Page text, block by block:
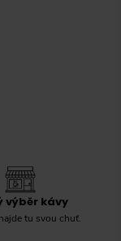
výběr kávy
tu svou chuť.